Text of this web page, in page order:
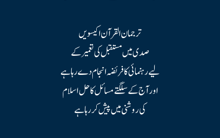
ترجمان القرآن اکیسویں
صدی میں مستقبل کی تعمیر کے
لیے رہنمائی کا فریضہ انجام دے رہا ہے
اور آج کے سلگتے مسائل کا حل اسلام
کی روشنی میں پیش کر رہا ہے